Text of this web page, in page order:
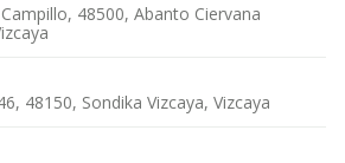
48500, Abanto Ciervana
48150, Sondika Vizcaya, Vizcaya